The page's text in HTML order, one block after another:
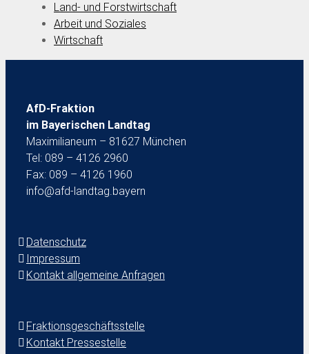
Land- und Forstwirtschaft
Arbeit und Soziales
Wirtschaft
AfD-Fraktion
im Bayerischen Landtag
Maximilianeum – 81627 München
Tel: 089 – 4126 2960
Fax: 089 – 4126 1960
info@afd-landtag.bayern
Datenschutz
Impressum
Kontakt allgemeine Anfragen
Fraktionsgeschäftsstelle
Kontakt Pressestelle